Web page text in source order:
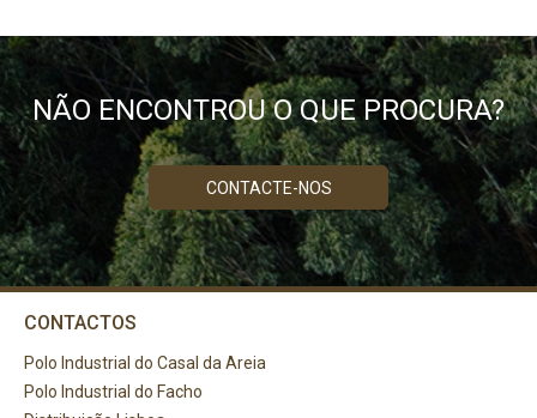
PRECISA DE AJUDA?
NÃO ENCONTROU O QUE PROCURA?
CONTACTE-NOS
CONTACTOS
Polo Industrial do Casal da Areia
Polo Industrial do Facho